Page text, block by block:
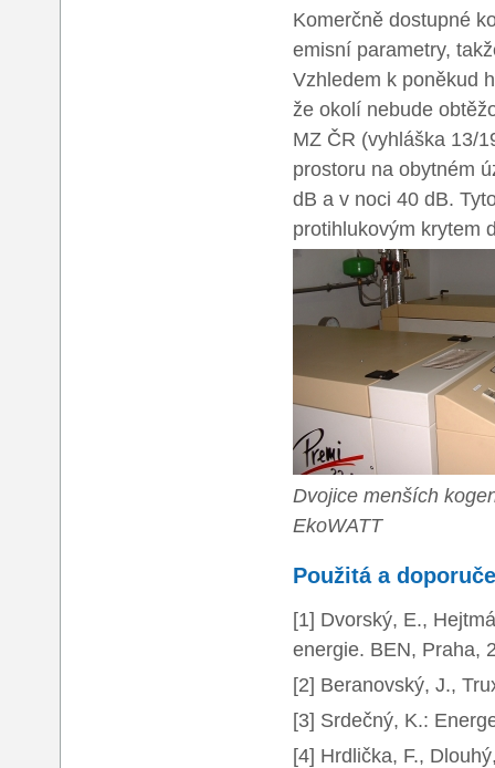
Komerčně dostupné
emisní parametry,
Vzhledem k poněkud
že okolí nebude
MZ ČR (vyhláška 13/
prostoru na obytném
dB a v noci 40 dB.
protihlukovým krytem
Dvojice menších
EkoWATT
Použitá a
[1] Dvorský, E.,
energie. BEN, Praha,
[2] Beranovský, J.,
[3] Srdečný, K.:
[4] Hrdlička, F.,